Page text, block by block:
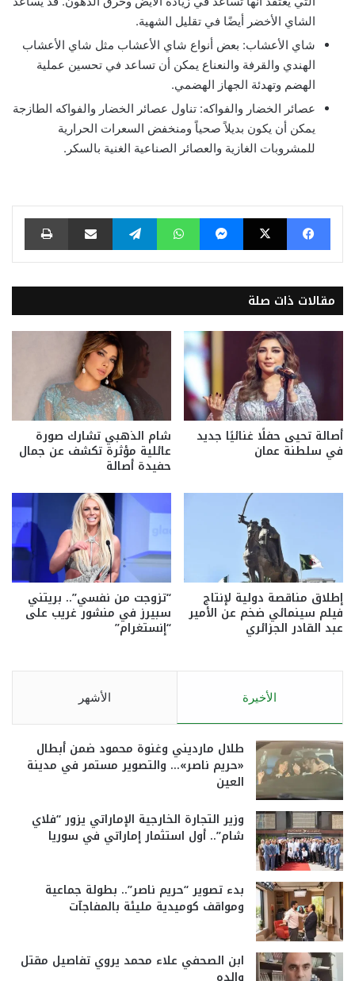
الشاي الأخضر أيضًا في تقليل الشهية.
شاي الأعشاب: بعض أنواع شاي الأعشاب مثل شاي الأعشاب
الهندي والقرفة والنعناع يمكن أن تساعد في تحسين عملية
الهضم وتهدئة الجهاز الهضمي.
عصائر الخضار والفواكه: تناول عصائر الخضار والفواكه الطازجة
يمكن أن يكون بديلاً صحياً ومنخفض السعرات الحرارية
للمشروبات الغازية والعصائر الصناعية الغنية بالسكر.
فيسبوك ‫X ماسنجر واتساب تيلقرام مشاركة عبر البريد طباعة
مقالات ذات صلة
أصالة تحيى حفلًا غنائيًا جديد
في سلطنة عمان
شام الذهبي تشارك صورة
عائلية مؤثرة تكشف عن جمال
حفيدة أصالة
إطلاق مناقصة دولية لإنتاج
فيلم سينمائي ضخم عن الأمير
عبد القادر الجزائري
“تزوجت من نفسي”.. بريتني
سبيرز في منشور غريب على
“إنستغرام”
الأخيرة الأشهر
طلال مارديني وغنوة محمود ضمن أبطال
«حريم ناصر»… والتصوير مستمر في مدينة
العين
وزير التجارة الخارجية الإماراتي يزور “فلاي
شام”.. أول استثمار إماراتي في سوريا
بدء تصوير “حريم ناصر”.. بطولة جماعية
ومواقف كوميدية مليئة بالمفاجآت
ابن الصحفي علاء محمد يروي تفاصيل مقتل